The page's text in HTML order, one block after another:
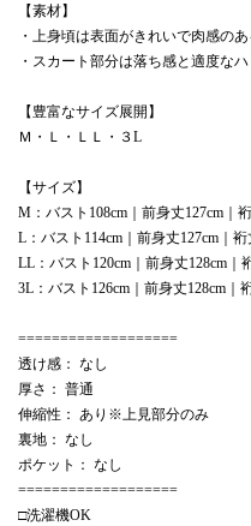
【素材】
・上身頃は表面がきれいで肉感の
・スカート部分は落ち感と適度な
【豊富なサイズ展開】
Ｍ・Ｌ・ＬＬ・３L
【サイズ】
M：バスト108cm｜前身丈127cm｜
L：バスト114cm｜前身丈127cm｜裄
LL：バスト120cm｜前身丈128cm｜
3L：バスト126cm｜前身丈128cm｜
===================
透け感： なし
厚さ： 普通
伸縮性： あり※上見部分のみ
裏地： なし
ポケット： なし
===================
□洗濯機OK